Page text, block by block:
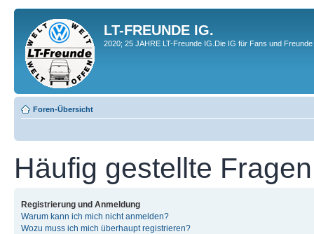
LT-FREUNDE IG.
2020; 25 JAHRE LT-Freunde IG.Die IG für Fans und
Foren-Übersicht
Häufig gestellte Fragen
Registrierung und Anmeldung
Warum kann ich mich nicht anmelden?
Wozu muss ich mich überhaupt registrieren?